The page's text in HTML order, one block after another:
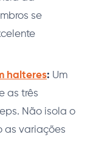
se
halteres: Um
as três
Não isola o
as variações